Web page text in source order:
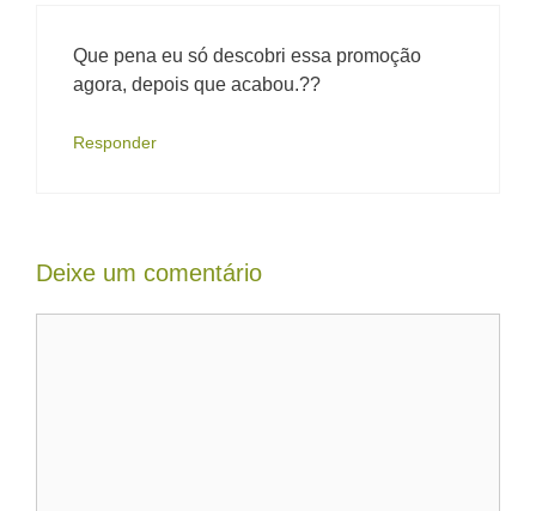
Que pena eu só descobri essa promoção
agora, depois que acabou.??
Responder
Deixe um comentário